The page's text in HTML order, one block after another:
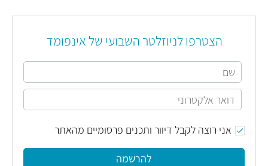
הצטרפו לניוזלטר השבועי של אינפומד
אני רוצה לקבל דיוור ותכנים פרסומיים מהאתר
להרשמה